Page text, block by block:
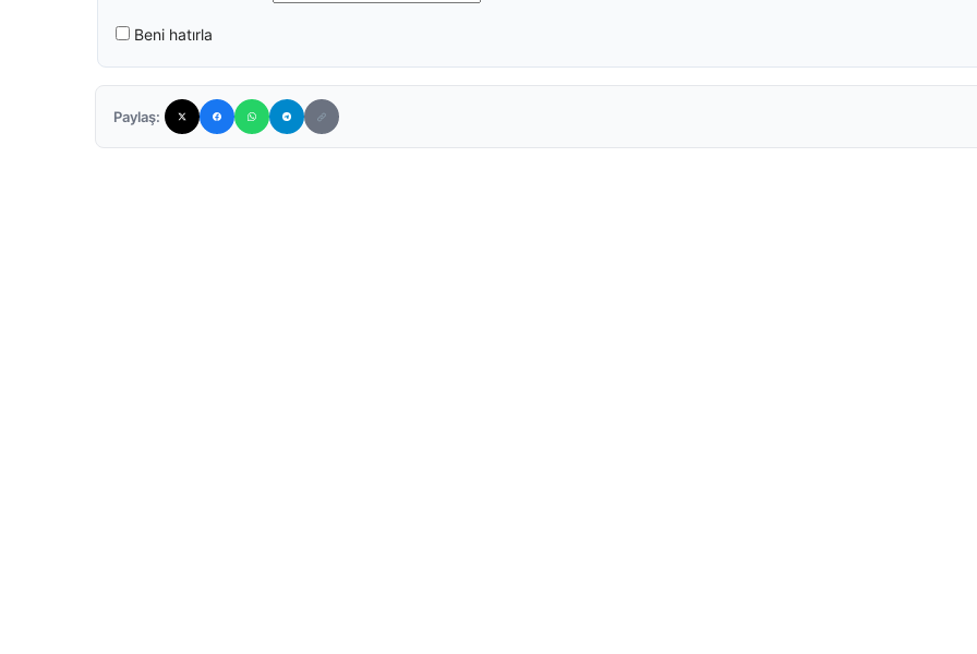
Beni hatırla
Paylaş: